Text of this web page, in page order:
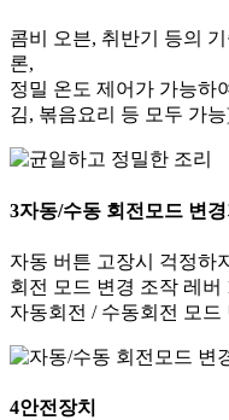
콤비 오븐, 취반기 등의
론,
정밀 온도 제어가 가능하
김, 볶음요리 등 모두 가
3자동/수동 회전모드 변
자동 버튼 고장시 걱정하
회전 모드 변경 조작 레버
자동회전 / 수동회전 모드
4안전장치